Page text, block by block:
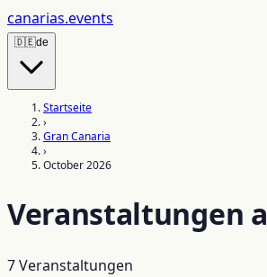
canarias.events
🇩🇪de
Startseite
›
Gran Canaria
›
October 2026
Veranstaltungen
7Veranstaltungen